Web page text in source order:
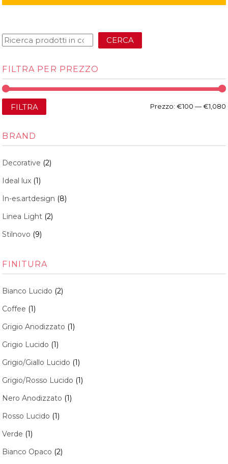
CERCA
FILTRA PER PREZZO
FILTRA Prezzo: €100 —€1,080
BRAND
Decorative (2)
Ideal lux (1)
In-es.artdesign (8)
Linea Light (2)
Stilnovo (9)
FINITURA
Bianco Lucido (2)
Coffee (1)
Grigio Anodizzato (1)
Grigio Lucido (1)
Grigio/Giallo Lucido (1)
Grigio/Rosso Lucido (1)
Nero Anodizzato (1)
Rosso Lucido (1)
Verde (1)
Bianco Opaco (2)